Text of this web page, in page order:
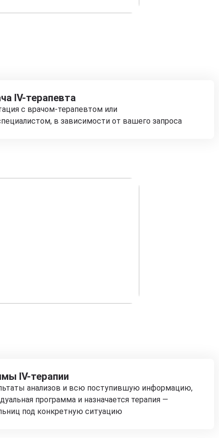
IV-терапевта
с врачом-терапевтом или
в зависимости от вашего запроса
IV-терапии
анализов и всю поступившую информацию,
программа и назначается терапия —
под конкретную ситуацию